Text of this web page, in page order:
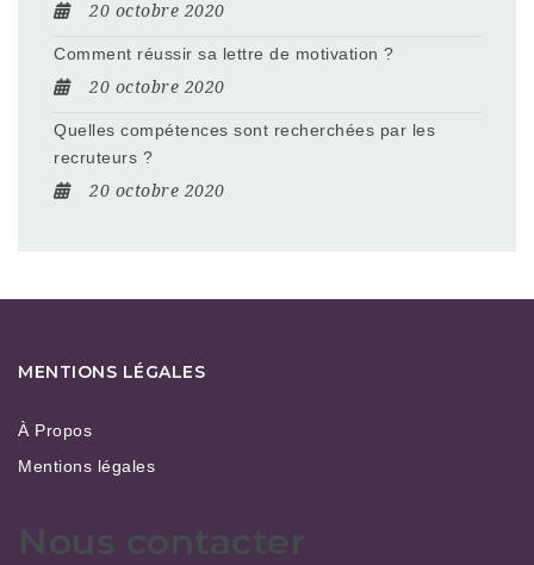
20 octobre 2020
Comment réussir sa lettre de motivation ?
20 octobre 2020
Quelles compétences sont recherchées par les
recruteurs ?
20 octobre 2020
MENTIONS LÉGALES
À Propos
Mentions légales
Nous contacter